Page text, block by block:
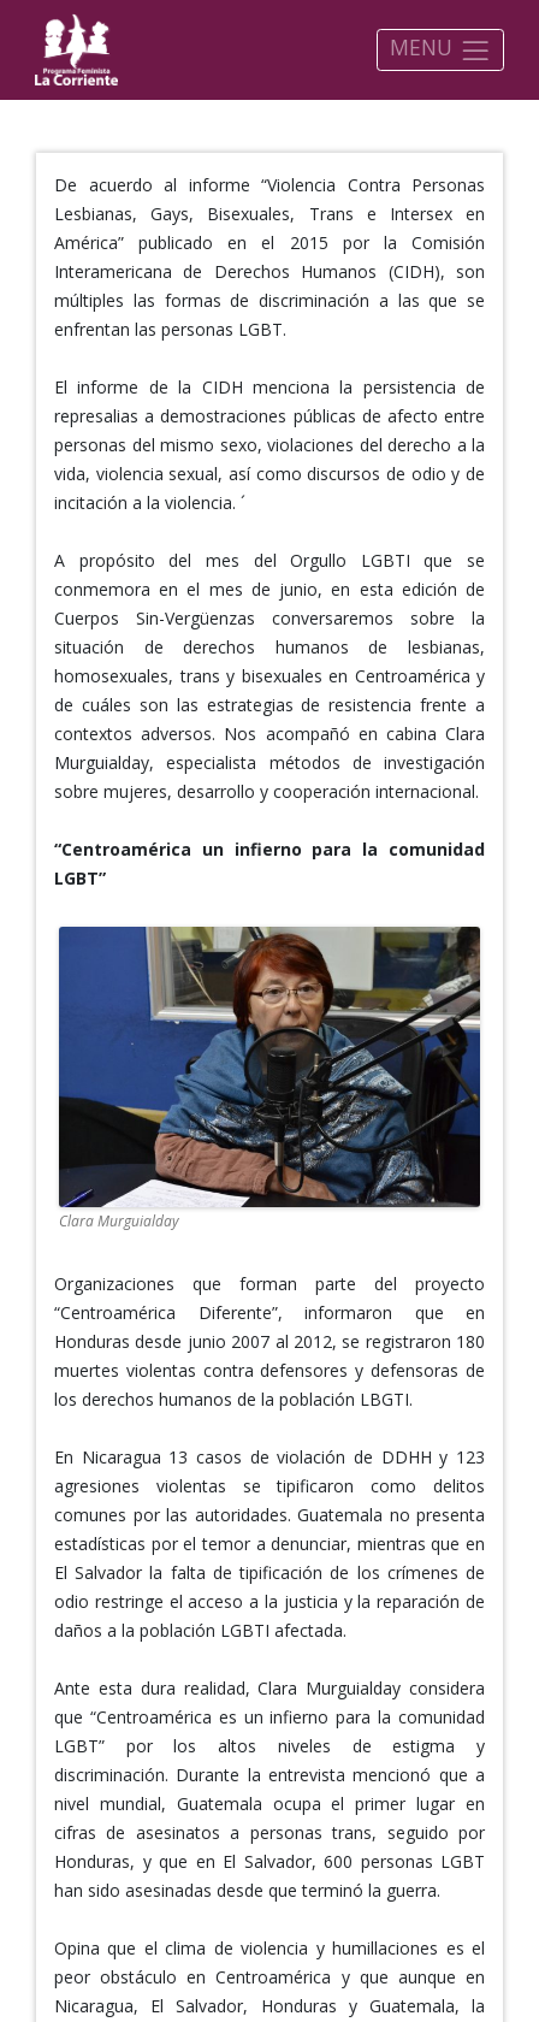
MENU
De acuerdo al informe “Violencia Contra Personas
Lesbianas, Gays, Bisexuales, Trans e Intersex en
América” publicado en el 2015 por la Comisión
Interamericana de Derechos Humanos (CIDH), son
múltiples las formas de discriminación a las que se
enfrentan las personas LGBT.
El informe de la CIDH menciona la persistencia de
represalias a demostraciones públicas de afecto entre
personas del mismo sexo, violaciones del derecho a la
vida, violencia sexual, así como discursos de odio y de
incitación a la violencia. ´
A propósito del mes del Orgullo LGBTI que se
conmemora en el mes de junio, en esta edición de
Cuerpos Sin-Vergüenzas conversaremos sobre la
situación de derechos humanos de lesbianas,
homosexuales, trans y bisexuales en Centroamérica y
de cuáles son las estrategias de resistencia frente a
contextos adversos. Nos acompañó en cabina Clara
Murguialday, especialista métodos de investigación
sobre mujeres, desarrollo y cooperación internacional.
“Centroamérica un infierno para la comunidad
LGBT”
Clara Murguialday
Organizaciones que forman parte del proyecto
“Centroamérica Diferente”, informaron que en
Honduras desde junio 2007 al 2012, se registraron 180
muertes violentas contra defensores y defensoras de
los derechos humanos de la población LBGTI.
En Nicaragua 13 casos de violación de DDHH y 123
agresiones violentas se tipificaron como delitos
comunes por las autoridades. Guatemala no presenta
estadísticas por el temor a denunciar, mientras que en
El Salvador la falta de tipificación de los crímenes de
odio restringe el acceso a la justicia y la reparación de
daños a la población LGBTI afectada.
Ante esta dura realidad, Clara Murguialday considera
que “Centroamérica es un infierno para la comunidad
LGBT” por los altos niveles de estigma y
discriminación. Durante la entrevista mencionó que a
nivel mundial, Guatemala ocupa el primer lugar en
cifras de asesinatos a personas trans, seguido por
Honduras, y que en El Salvador, 600 personas LGBT
han sido asesinadas desde que terminó la guerra.
Opina que el clima de violencia y humillaciones es el
peor obstáculo en Centroamérica y que aunque en
Nicaragua, El Salvador, Honduras y Guatemala, la